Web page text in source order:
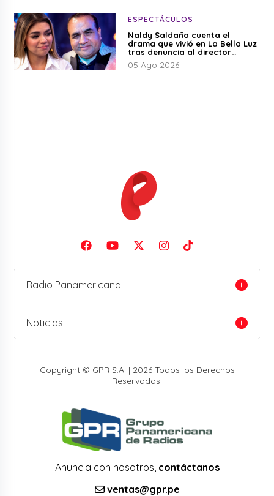
ESPECTÁCULOS
Naldy Saldaña cuenta el
drama que vivió en La Bella Luz
tras denuncia al director
musical: “No me parece justo”
05 Ago 2026
Radio Panamericana
Noticias
Copyright © GPR S.A. | 2026 Todos los Derechos
Reservados.
Anuncia con nosotros, contáctanos
ventas@gpr.pe